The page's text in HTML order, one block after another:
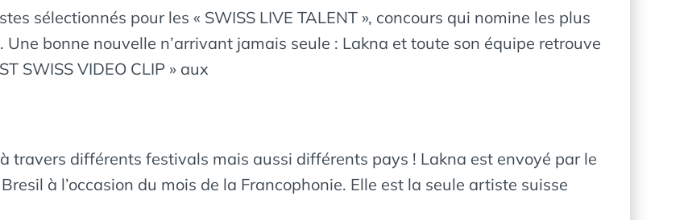
sélectionnés pour les « SWISS LIVE TALENT », concours qui nomine les plus
bonne nouvelle n’arrivant jamais seule : Lakna et toute son équipe retrouve
SWISS VIDEO CLIP » aux
travers différents festivals mais aussi différents pays ! Lakna est envoyé par le
à l’occasion du mois de la Francophonie. Elle est la seule artiste suisse